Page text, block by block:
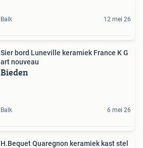
Balk 12 mei 26
Sier bord Luneville keramiek France K G
art nouveau
Bieden
Balk 6 mei 26
H.Bequet Quaregnon keramiek kast stel